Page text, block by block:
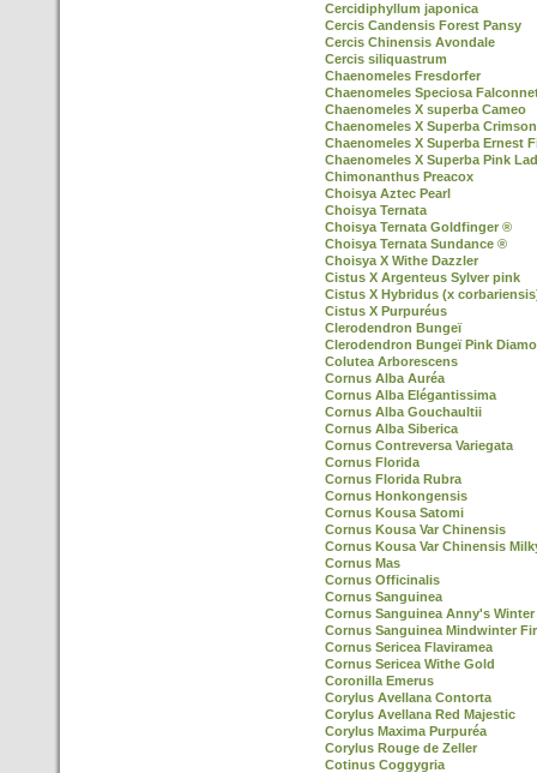
Cercidiphyllum japonica
Cercis Candensis Forest Pansy
Cercis Chinensis Avondale
Cercis siliquastrum
Chaenomeles Fresdorfer
Chaenomeles Speciosa
Chaenomeles X superba Cameo
Chaenomeles X Superba
Chaenomeles X Superba Ernest
Chaenomeles X Superba Pink
Chimonanthus Preacox
Choisya Aztec Pearl
Choisya Ternata
Choisya Ternata Goldfinger ®
Choisya Ternata Sundance ®
Choisya X Withe Dazzler
Cistus X Argenteus Sylver pink
Cistus X Hybridus (x
Cistus X Purpuréus
Clerodendron Bungeï
Clerodendron Bungeï Pink
Colutea Arborescens
Cornus Alba Auréa
Cornus Alba Elégantissima
Cornus Alba Gouchaultii
Cornus Alba Siberica
Cornus Contreversa Variegata
Cornus Florida
Cornus Florida Rubra
Cornus Honkongensis
Cornus Kousa Satomi
Cornus Kousa Var Chinensis
Cornus Kousa Var Chinensis
Cornus Mas
Cornus Officinalis
Cornus Sanguinea
Cornus Sanguinea Anny's Winter
Cornus Sanguinea Mindwinter
Cornus Sericea Flaviramea
Cornus Sericea Withe Gold
Coronilla Emerus
Corylus Avellana Contorta
Corylus Avellana Red Majestic
Corylus Maxima Purpuréa
Corylus Rouge de Zeller
Cotinus Coggygria